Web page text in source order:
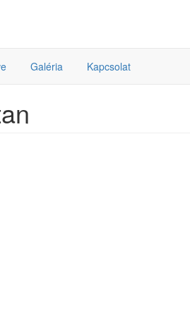
Galéria Kapcsolat